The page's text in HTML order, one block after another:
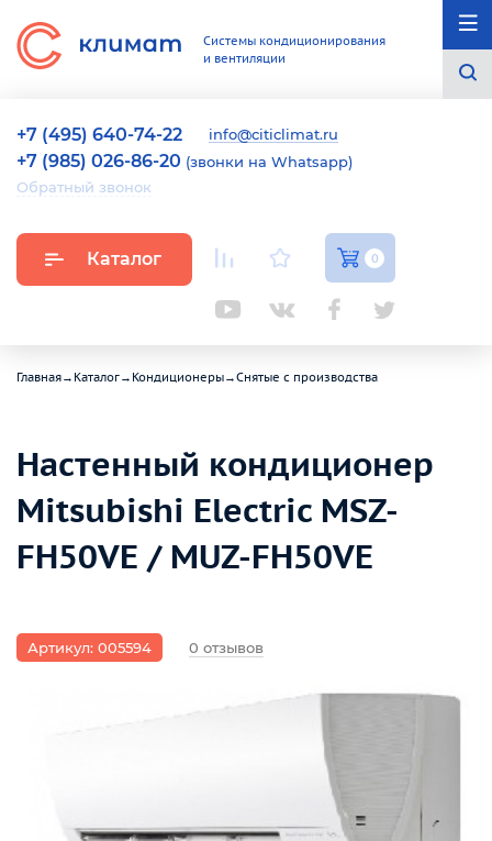
Системы кондиционирования
и вентиляции
+7 (495) 640-74-22 info@citiclimat.ru
+7 (985) 026-86-20 (звонки на Whatsapp)
Обратный звонок
Каталог 0
Главная→ Каталог→ Кондиционеры→Снятые с производства
Настенный кондиционер
Mitsubishi Electric MSZ-
FH50VE / MUZ-FH50VE
Артикул: 005594 0 отзывов